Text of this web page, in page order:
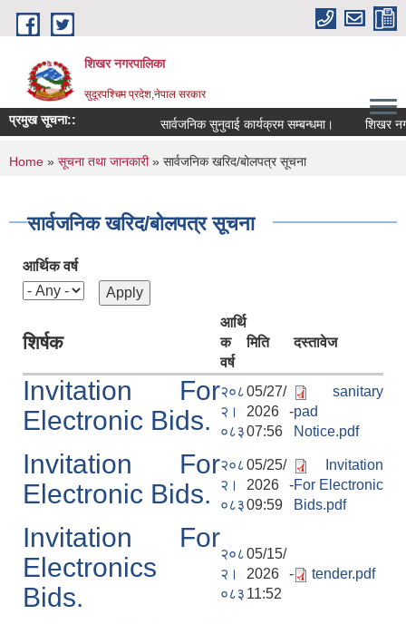
Skip to main content
शिखर नगरपालिका
सुदूरपश्चिम प्रदेश,नेपाल सरकार
प्रमुख सूचना:: सार्वजनिक सुनुवाई कार्यक्रम सम्बन्धमा। शिखर
You are here
Home » सूचना तथा जानकारी» सार्वजनिक खरिद/बोलपत्र सूचना
सार्वजनिक खरिद/बोलपत्र सूचना
आर्थिक वर्ष
शिर्षक
आर्थि
क
वर्ष
मिति दस्तावेज
Invitation For
Electronic Bids.
२०८
२।
०८३
05/27/
2026 -
07:56
sanitary
pad
Notice.pdf
Invitation For
Electronic Bids.
२०८
२।
०८३
05/25/
2026 -
09:59
Invitation
For Electronic
Bids.pdf
Invitation For
Electronics
Bids.
२०८
२।
०८३
05/15/
2026 -
11:52
tender.pdf